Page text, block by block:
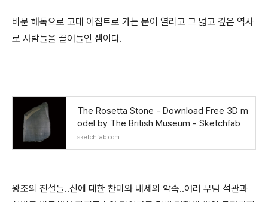
비문 해독으로 고대 이집트로 가는 문이 열리고 그 넓고 깊은 역사
로 사람들을 끌어들인 셈이다.
The Rosetta Stone - Download Free 3D m
odel by The British Museum - Sketchfab
sketchfab.com
왕조의 전설들..신에 대한 찬미와 내세의 약속..여러 무덤 석관과